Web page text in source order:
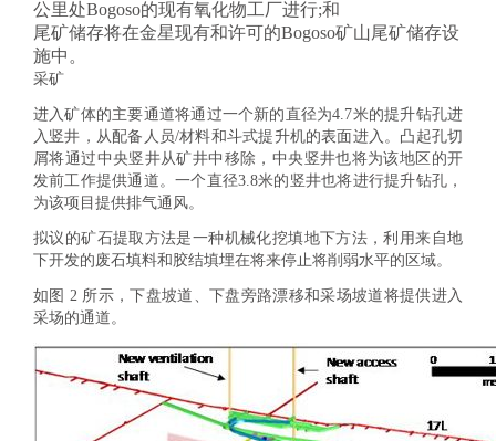
公里处Bogoso的现有氧化物工厂进行;和
尾矿储存将在金星现有和许可的Bogoso矿山尾矿储存设
施中。
采矿
进入矿体的主要通道将通过一个新的直径为4.7米的提升钻孔进
入竖井，从配备人员/材料和斗式提升机的表面进入。凸起孔切
屑将通过中央竖井从矿井中移除，中央竖井也将为该地区的开
发前工作提供通道。一个直径3.8米的竖井也将进行提升钻孔，
为该项目提供排气通风。
拟议的矿石提取方法是一种机械化挖填地下方法，利用来自地
下开发的废石填料和胶结填埋在将来停止将削弱水平的区域。
如图 2 所示，下盘坡道、下盘旁路漂移和采场坡道将提供进入
采场的通道。